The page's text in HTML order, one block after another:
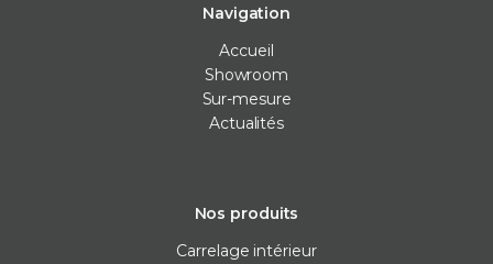
Navigation
Accueil
Showroom
Sur-mesure
Actualités
Nos produits
Carrelage intérieur